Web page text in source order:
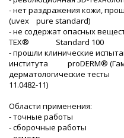
- нет раздражения кожи,
(uvex pure standard)
- не содержат опасных
TEX® Standard 100
- прошли клинические
института proDERM®
дерматологические
11.0482-11)
Области применения:
- точные работы
- сборочные работы